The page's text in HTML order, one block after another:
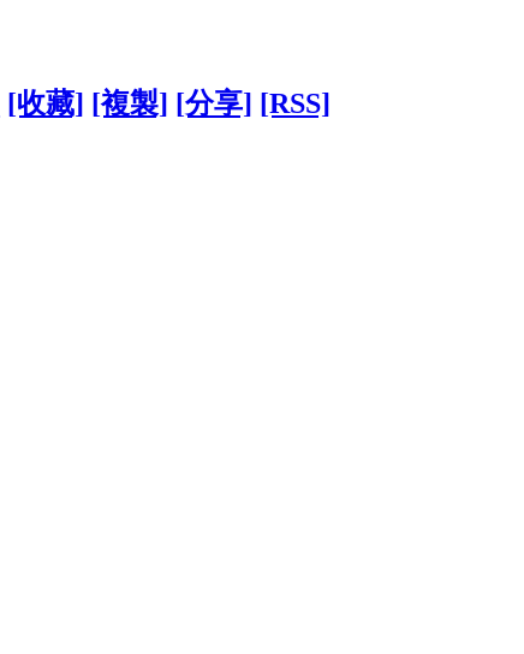
[收藏] [複製] [分享] [RSS]